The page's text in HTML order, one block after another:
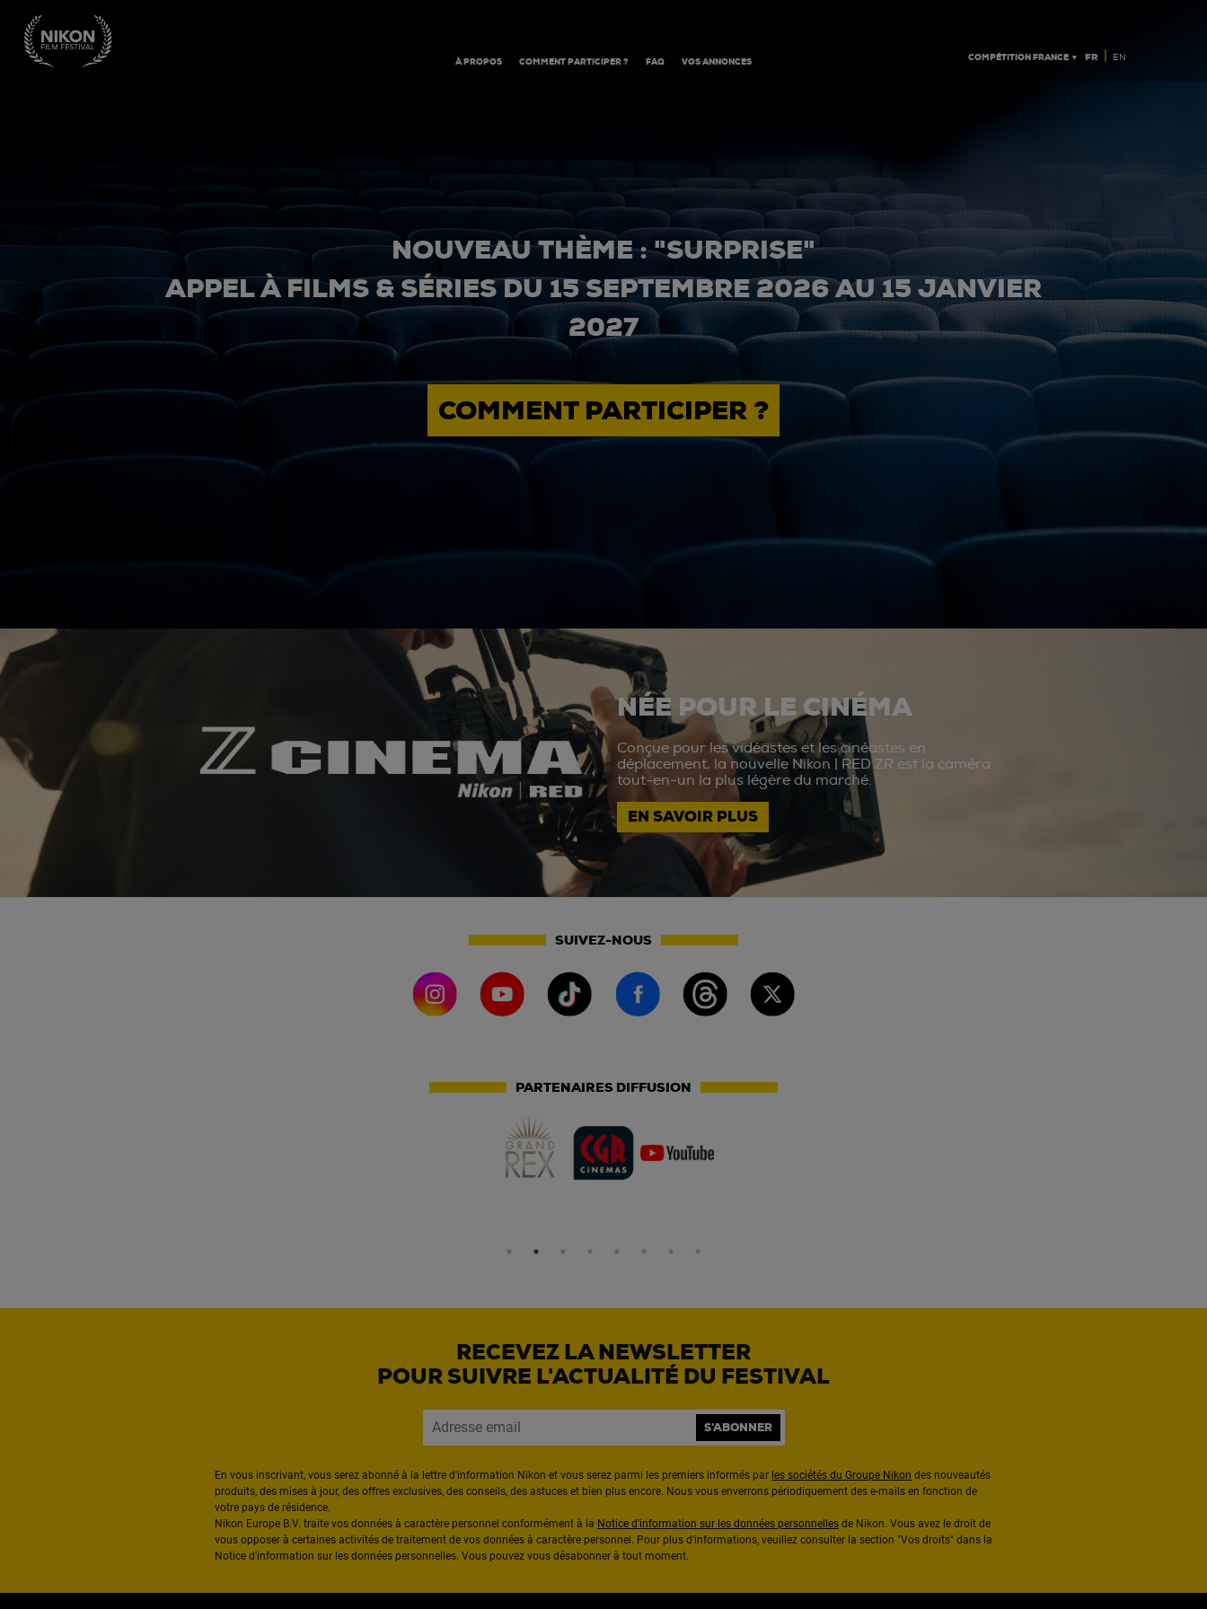
À PROPOS COMMENT PARTICIPER ? FAQ VOS ANNONCES COMPÉTITION FRANCE ▼ FR | EN
NOUVEAU THÈME : "SURPRISE"
APPEL À FILMS & SÉRIES DU 15 SEPTEMBRE 2026 AU 15 JANVIER
2027
COMMENT PARTICIPER ?
NÉE POUR LE CINÉMA
Conçue pour les vidéastes et les cinéastes en
déplacement, la nouvelle Nikon | RED ZR est la caméra
tout-en-un la plus légère du marché.
EN SAVOIR PLUS
SUIVEZ-NOUS
PARTENAIRES DIFFUSION
RECEVEZ LA NEWSLETTER
POUR SUIVRE L'ACTUALITÉ DU FESTIVAL
S'ABONNER
En vous inscrivant, vous serez abonné à la lettre d'information Nikon et vous serez parmi les premiers informés par les sociétés du Groupe Nikon des nouveautés
produits, des mises à jour, des offres exclusives, des conseils, des astuces et bien plus encore. Nous vous enverrons périodiquement des e-mails en fonction de
votre pays de résidence.
Nikon Europe B.V. traite vos données à caractère personnel conformément à la Notice d'information sur les données personnelles de Nikon. Vous avez le droit de
vous opposer à certaines activités de traitement de vos données à caractère personnel. Pour plus d'informations, veuillez consulter la section "Vos droits" dans la
Notice d'information sur les données personnelles. Vous pouvez vous désabonner à tout moment.